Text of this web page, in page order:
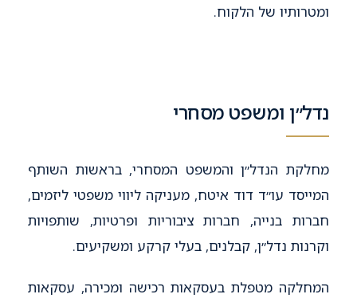
ומטרותיו של הלקוח.
נדל״ן ומשפט מסחרי
מחלקת הנדל״ן והמשפט המסחרי, בראשות השותף
המייסד עו״ד דוד איטח, מעניקה ליווי משפטי ליזמים,
חברות בנייה, חברות ציבוריות ופרטיות, שותפויות
וקרנות נדל״ן, קבלנים, בעלי קרקע ומשקיעים.
המחלקה מטפלת בעסקאות רכישה ומכירה, עסקאות